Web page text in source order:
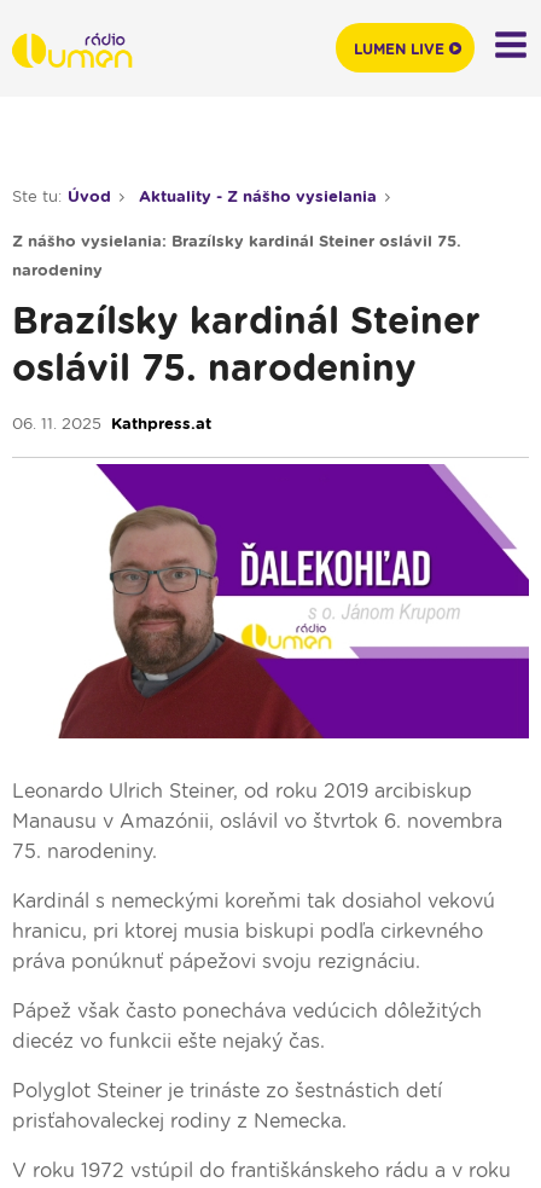
Ste tu: Úvod Aktuality - Z nášho vysielania
Z nášho vysielania: Brazílsky kardinál Steiner oslávil 75.
narodeniny
Brazílsky kardinál Steiner
oslávil 75. narodeniny
06. 11. 2025 Kathpress.at
Leonardo Ulrich Steiner, od roku 2019 arcibiskup
Manausu v Amazónii, oslávil vo štvrtok 6. novembra
75. narodeniny.
Kardinál s nemeckými koreňmi tak dosiahol vekovú
hranicu, pri ktorej musia biskupi podľa cirkevného
práva ponúknuť pápežovi svoju rezignáciu.
Pápež však často ponecháva vedúcich dôležitých
diecéz vo funkcii ešte nejaký čas.
Polyglot Steiner je trináste zo šestnástich detí
prisťahovaleckej rodiny z Nemecka.
V roku 1972 vstúpil do františkánskeho rádu a v roku
LUMEN LIVE